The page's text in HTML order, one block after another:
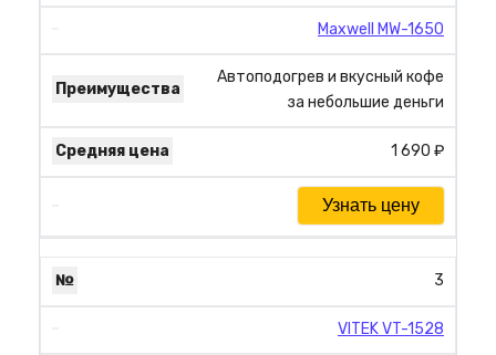
Maxwell MW-1650
Автоподогрев и вкусный кофе
за небольшие деньги
1 690 ₽
Узнать цену
3
VITEK VT-1528